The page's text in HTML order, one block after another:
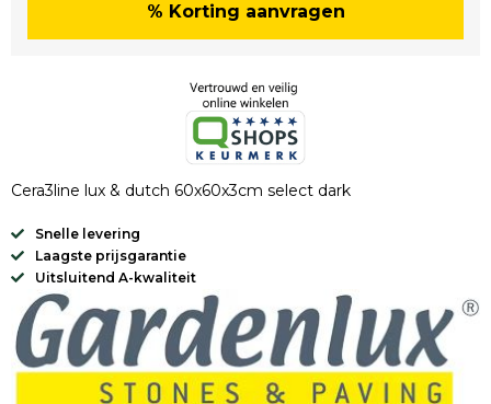
% Korting aanvragen
Cera3line lux & dutch 60x60x3cm select dark
Snelle levering
Laagste prijsgarantie
Uitsluitend A-kwaliteit